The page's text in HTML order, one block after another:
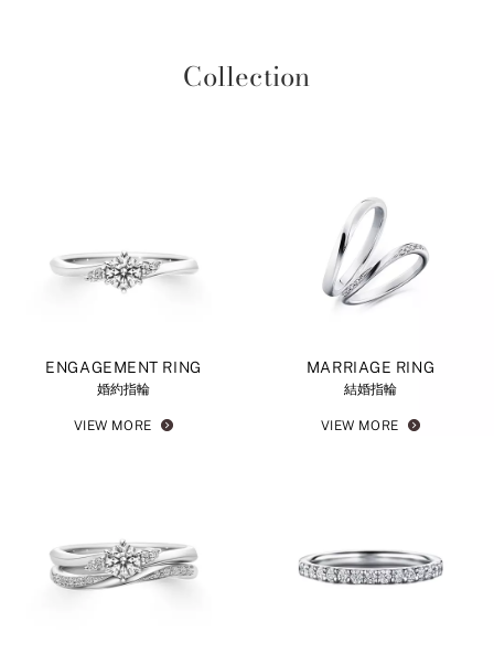
Collection
ENGAGEMENT RING
婚約指輪
VIEW MORE
MARRIAGE RING
結婚指輪
VIEW MORE